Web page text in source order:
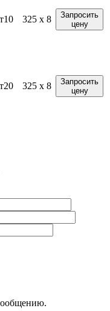
325 x 8
Запросить
цену
325 x 8
Запросить
цену